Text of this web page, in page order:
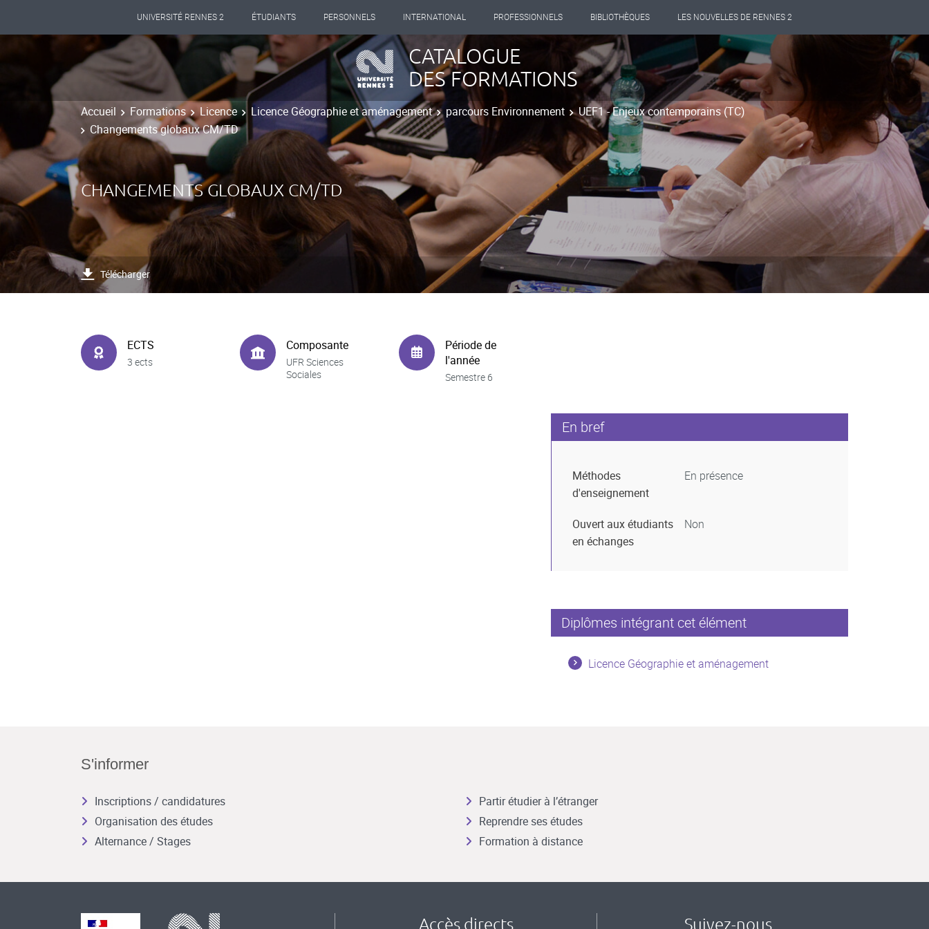
UNIVERSITÉ RENNES 2 ÉTUDIANTS PERSONNELS INTERNATIONAL PROFESSIONNELS BIBLIOTHÈQUES LES NOUVELLES DE RENNES 2
CATALOGUE
DES FORMATIONS
Accueil Formations Licence Licence Géographie et aménagement parcours Environnement
UEF1 - Enjeux contemporains (TC)
Changements globaux CM/TD
CHANGEMENTS GLOBAUX CM/TD
Télécharger
ECTS
3 ects
Composante
UFR Sciences
Sociales
Période de
l'année
Semestre 6
En bref
Méthodes
d'enseignement
En présence
Ouvert aux étudiants
en échanges
Non
Diplômes intégrant cet élément
Licence Géographie et aménagement
S'informer
Inscriptions / candidatures
Organisation des études
Alternance / Stages
Partir étudier à l’étranger
Reprendre ses études
Formation à distance
Accès directs Suivez-nous